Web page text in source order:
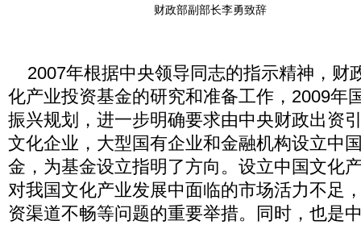
财政部副部长李勇致辞
2007年根据中央领导同志的指示精神，财
化产业投资基金的研究和准备工作，2009年
振兴规划，进一步明确要求由中央财政出资
文化企业，大型国有企业和金融机构设立中
金，为基金设立指明了方向。设立中国文化
对我国文化产业发展中面临的市场活力不足
资渠道不畅等问题的重要举措。同时，也是